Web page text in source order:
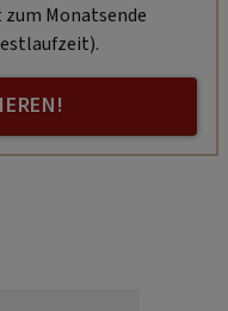
Monatsende